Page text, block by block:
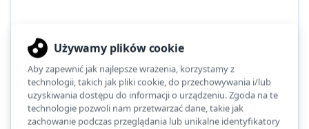
Kliknięć: 1286
Poprzednia Następna